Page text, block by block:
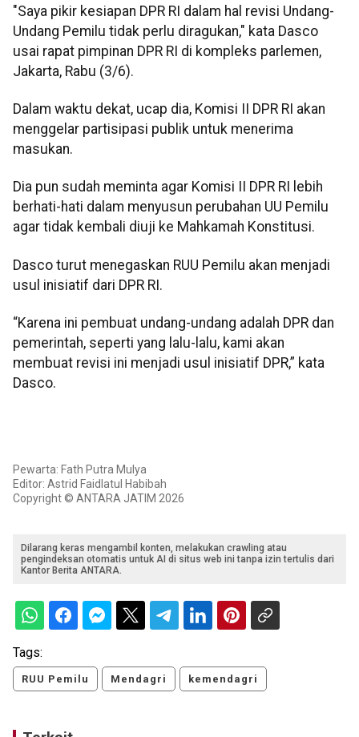
"Saya pikir kesiapan DPR RI dalam hal revisi Undang-
Undang Pemilu tidak perlu diragukan," kata Dasco
usai rapat pimpinan DPR RI di kompleks parlemen,
Jakarta, Rabu (3/6).
Dalam waktu dekat, ucap dia, Komisi II DPR RI akan
menggelar partisipasi publik untuk menerima
masukan.
Dia pun sudah meminta agar Komisi II DPR RI lebih
berhati-hati dalam menyusun perubahan UU Pemilu
agar tidak kembali diuji ke Mahkamah Konstitusi.
Dasco turut menegaskan RUU Pemilu akan menjadi
usul inisiatif dari DPR RI.
“Karena ini pembuat undang-undang adalah DPR dan
pemerintah, seperti yang lalu-lalu, kami akan
membuat revisi ini menjadi usul inisiatif DPR,” kata
Dasco.
Pewarta: Fath Putra Mulya
Editor: Astrid Faidlatul Habibah
Copyright © ANTARA JATIM 2026
Dilarang keras mengambil konten, melakukan crawling atau
pengindeksan otomatis untuk AI di situs web ini tanpa izin tertulis dari
Kantor Berita ANTARA.
Tags:
RUU Pemilu Mendagri kemendagri